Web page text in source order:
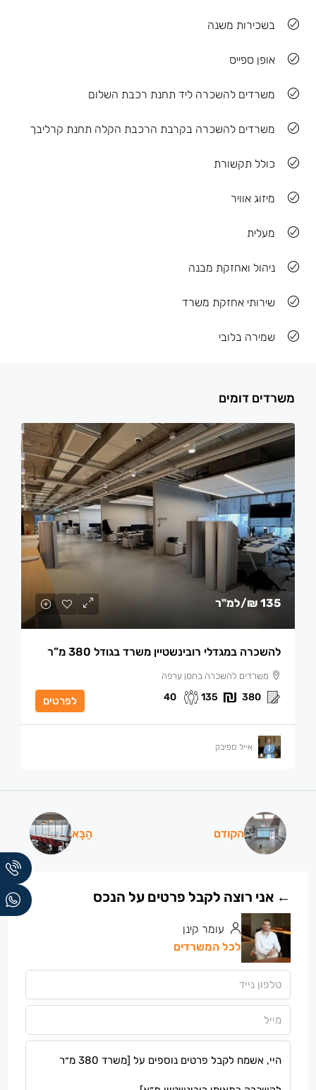
בשכירות משנה
אופן ספייס
משרדים להשכרה ליד תחנת רכבת השלום
משרדים להשכרה בקרבת הרכבת הקלה תחנת קרליבך
כולל תקשורת
מיזוג אוויר
מעלית
ניהול ואחזקת מבנה
שירותי אחזקת משרד
שמירה בלובי
משרדים דומים
135 ₪ /למ"ר
להשכרה במגדלי רובינשטיין משרד בגודל 380 מ”ר
משרדים להשכרה בחסן ערפה
380
135
40 לפרטים
אייל ספיבק
הקודם הַבָּא
עומר קינן
לכל המשרדים